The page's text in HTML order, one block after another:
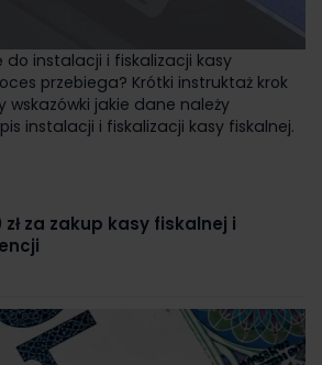
do instalacji i fiskalizacji kasy
przebiega? Krótki instruktaż krok
wskazówki jakie dane należy
instalacji i fiskalizacji kasy fiskalnej.
za zakup kasy fiskalnej i